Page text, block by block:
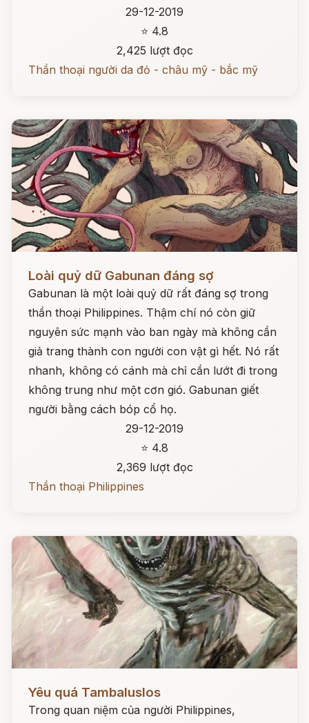
29-12-2019
⭐ 4.8
2,425 lượt đọc
Thần thoại người da đỏ - châu mỹ - bắc mỹ
Loài quỷ dữ Gabunan đáng sợ
Gabunan là một loài quỷ dữ rất đáng sợ trong
thần thoại Philippines. Thậm chí nó còn giữ
nguyên sức mạnh vào ban ngày mà không cần
giả trang thành con người con vật gì hết. Nó rất
nhanh, không có cánh mà chỉ cần lướt đi trong
không trung như một cơn gió. Gabunan giết
người bằng cách bóp cổ họ.
29-12-2019
⭐ 4.8
2,369 lượt đọc
Thần thoại Philippines
Yêu quá Tambaluslos
Trong quan niệm của người Philippines,